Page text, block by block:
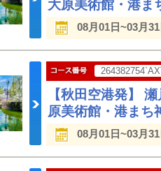
大原美術館・港ま
08月01日~03月
【秋田空港発】
原美術館・港まち
08月01日~03月